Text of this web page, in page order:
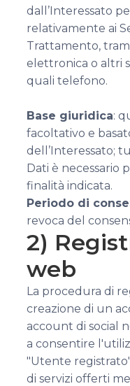
dall’Interessato
relativamente ai
Trattamento,
elettronica o altri
quali telefono.
Base giuridica:
facoltativo e
dell’Interessato;
Dati è necessario
finalità indicata.
Periodo di
revoca del
2)
web
La procedura di
creazione di un
account di social
a consentire
"Utente
di servizi offerti